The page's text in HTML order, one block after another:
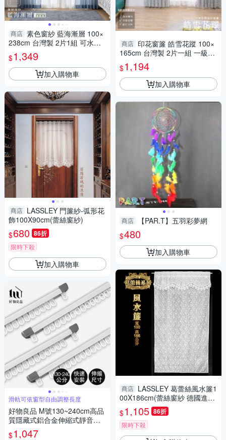
商店 素色窗紗 藍海漸層 100×
238cm 台灣製 2片1組 可水洗
落地窗 藍色 水藍色 白色 夏日
紗簾 兩倍抓皺
$1,349
加入購物車
商店 LASSLEY 門簾紗-弧形花
飾100X90cm(蕾絲窗紗)
$680 86折
限時下殺
加入購物車
滑軌可依窗型自由調整長度
好物良品 M號130~240cm高品
質隱藏式鋁合金伸縮式靜音窗
簾滑軌(窗簾軌 推拉窗簾 窗簾
$1,047
商店 印花窗簾 皓雪花蹤 100×
165cm 台灣製 2片一組 一級遮
光 可水洗 厚底窗簾 可機洗 兩
倍抓皺
$1,194
加入購物車
商店
【PAR.T】五羽彩夢網
$480
加入購物車
商店 LASSLEY 葛蕾絲風水簾1
00X186cm(蕾絲窗紗 德國進口
紗 台灣製造)
$1,105 86折
限時下殺